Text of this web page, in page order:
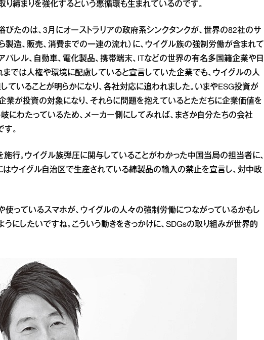
り締まりを強化するという悪循環も生まれているのです。
びたのは、3月にオーストラリアの政府系シンクタンクが、世界の82社のサ
製造、販売、消費までの一連の流れ）に、ウイグル族の強制労働が含まれて
パレル、自動車、電化製品、携帯端末、ITなどの世界の有名多国籍企業や日
までは人権や環境に配慮していると宣言していた企業でも、ウイグルの人
ていることが明らかになり、各社対応に追われました。いまやESG投資が
業が投資の対象になり、それらに問題を抱えているとただちに企業価値を
にわたっているため、メーカー側にしてみれば、まさか自分たちの会社
。
施行。ウイグル族弾圧に関与していることがわかった中国当局の担当者に
はウイグル自治区で生産されている綿製品の輸入の禁止を宣言し、対中政
使っているスマホが、ウイグルの人々の強制労働につながっているかもし
にしたいですね。こういう動きをきっかけに、SDGsの取り組みが世界的